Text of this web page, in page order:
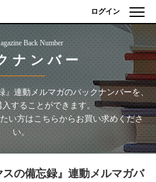
ログイン
Back Number
ナンバー
』連動メルマガのバックナンバーを、
入することができます。
い方はこちらからお買い求めくださ
い。
の備忘録』連動メルマガバ